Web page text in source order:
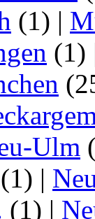
(1) |
(1)
Ulm
(1) |
(1) |